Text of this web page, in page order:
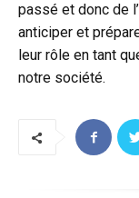
passé et donc de
anticiper et
leur rôle en tant
notre société.